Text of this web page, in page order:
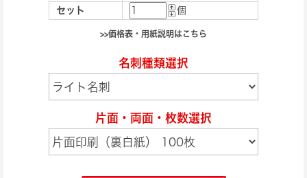
セット
個
>>価格表・用紙説明はこちら
名刺種類選択
片面・両面・枚数選択